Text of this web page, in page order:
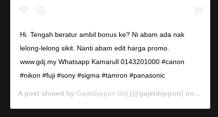
Hi. Tengah beratur ambil bonus ke? Ni abam ada nak
lelong-lelong sikit. Nanti abam edit harga promo.
www.gdj.my Whatsapp Kamarull 0143201000 #canon
#nikon #fuji #sony #sigma #tamron #panasonic
A post shared by Gajetdijepun Gdj (@gajetdijepun) on Jan 7,